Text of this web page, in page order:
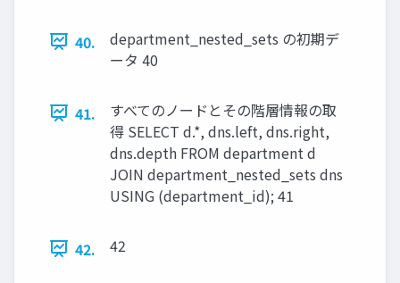
40.
department_nested_sets の初期デ
ータ 40
41.
すべてのノードとその階層情報の取
得 SELECT d.*, dns.left, dns.right,
dns.depth FROM department d
JOIN department_nested_sets dns
USING (department_id); 41
42. 42